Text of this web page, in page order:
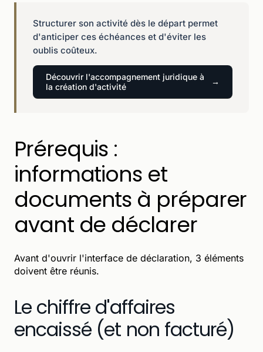
Structurer son activité dès le départ permet
d'anticiper ces échéances et d'éviter les
oublis coûteux.
Découvrir l'accompagnement juridique à
la création d'activité
Prérequis :
informations et
documents à préparer
avant de déclarer
Avant d'ouvrir l'interface de déclaration, 3 éléments
doivent être réunis.
Le chiffre d'affaires
encaissé (et non facturé)